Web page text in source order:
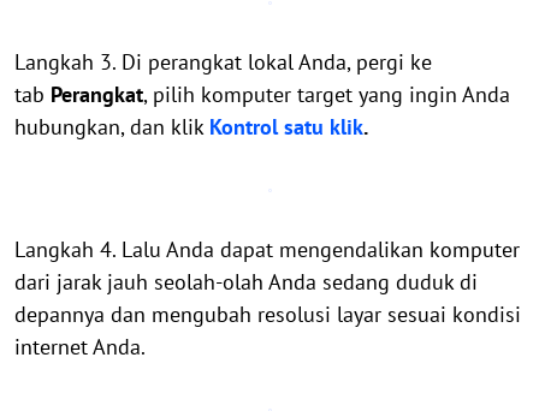
Langkah 3. Di perangkat lokal Anda, pergi ke
tab Perangkat, pilih komputer target yang ingin Anda
hubungkan, dan klik Kontrol satu klik.
Langkah 4. Lalu Anda dapat mengendalikan komputer
dari jarak jauh seolah-olah Anda sedang duduk di
depannya dan mengubah resolusi layar sesuai kondisi
internet Anda.